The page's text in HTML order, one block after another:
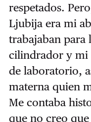
respetados.
Ljubija era mi
trabajaban para
cilindrador y mi
de laboratorio,
materna quien
Me contaba
que no creo